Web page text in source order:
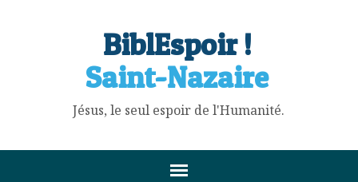
BiblEspoir !
Saint-Nazaire
Jésus, le seul espoir de l'Humanité.